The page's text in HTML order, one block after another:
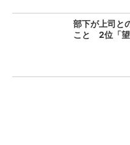
部下が上司と
こと 2位「望